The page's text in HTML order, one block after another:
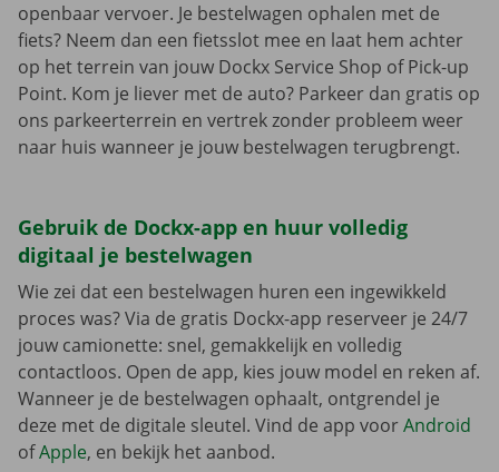
openbaar vervoer. Je bestelwagen ophalen met de
fiets? Neem dan een fietsslot mee en laat hem achter
op het terrein van jouw Dockx Service Shop of Pick-up
Point. Kom je liever met de auto? Parkeer dan gratis op
ons parkeerterrein en vertrek zonder probleem weer
naar huis wanneer je jouw bestelwagen terugbrengt.
Gebruik de Dockx-app en huur volledig
digitaal je bestelwagen
Wie zei dat een bestelwagen huren een ingewikkeld
proces was? Via de gratis Dockx-app reserveer je 24/7
jouw camionette: snel, gemakkelijk en volledig
contactloos. Open de app, kies jouw model en reken af.
Wanneer je de bestelwagen ophaalt, ontgrendel je
deze met de digitale sleutel. Vind de app voorAndroid
ofApple, en bekijk het aanbod.